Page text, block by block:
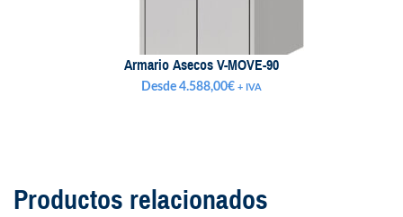
Armario Asecos V-MOVE-90
Desde4.588,00€ + IVA
Productos relacionados